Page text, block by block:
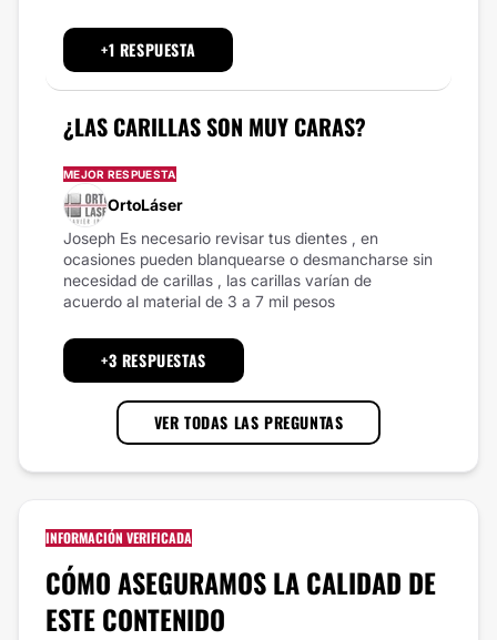
+1 RESPUESTA
¿LAS CARILLAS SON MUY CARAS?
MEJOR RESPUESTA
OrtoLáser
Joseph Es necesario revisar tus dientes , en
ocasiones pueden blanquearse o desmancharse sin
necesidad de carillas , las carillas varían de
acuerdo al material de 3 a 7 mil pesos
+3 RESPUESTAS
VER TODAS LAS PREGUNTAS
INFORMACIÓN VERIFICADA
CÓMO ASEGURAMOS LA CALIDAD DE
ESTE CONTENIDO